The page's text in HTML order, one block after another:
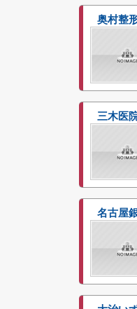
奥村整
三木医
名古屋